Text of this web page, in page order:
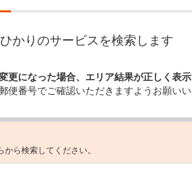
かりのサービスを検索します
になった場合、エリア結果が正しく表示
番号でご確認いただきますようお願いい
ら検索してください。